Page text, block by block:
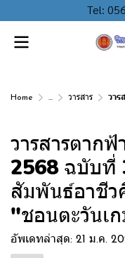
Tel:
Home ... วารสาร วารสารตา
วารสารตาก
2568 ฉบับที่
สัมพันธ์อาชีว
"ชอนตะวันเ
อัพเดทล่าสุด: 21 ม.ค.